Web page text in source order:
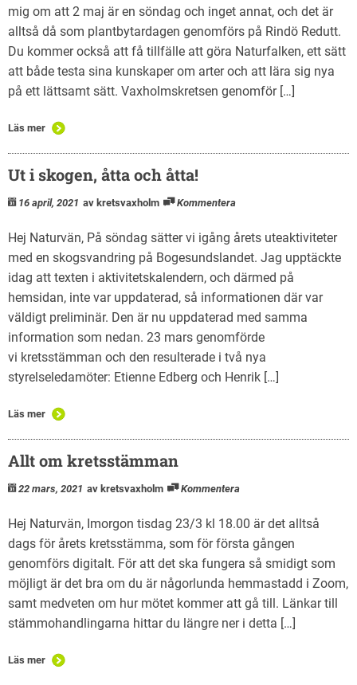
mig om att 2 maj är en söndag och inget annat, och det är
alltså då som plantbytardagen genomförs på Rindö Redutt.
Du kommer också att få tillfälle att göra Naturfalken, ett sätt
att både testa sina kunskaper om arter och att lära sig nya
på ett lättsamt sätt. Vaxholmskretsen genomför […]
Läs mer
Ut i skogen, åtta och åtta!
16 april, 2021 av kretsvaxholm Kommentera
Hej Naturvän, På söndag sätter vi igång årets uteaktiviteter
med en skogsvandring på Bogesundslandet. Jag upptäckte
idag att texten i aktivitetskalendern, och därmed på
hemsidan, inte var uppdaterad, så informationen där var
väldigt preliminär. Den är nu uppdaterad med samma
information som nedan. 23 mars genomförde
vi kretsstämman och den resulterade i två nya
styrelseledamöter: Etienne Edberg och Henrik […]
Läs mer
Allt om kretsstämman
22 mars, 2021 av kretsvaxholm Kommentera
Hej Naturvän, Imorgon tisdag 23/3 kl 18.00 är det alltså
dags för årets kretsstämma, som för första gången
genomförs digitalt. För att det ska fungera så smidigt som
möjligt är det bra om du är någorlunda hemmastadd i Zoom,
samt medveten om hur mötet kommer att gå till. Länkar till
stämmohandlingarna hittar du längre ner i detta […]
Läs mer